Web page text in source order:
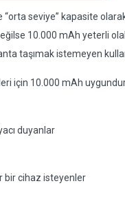
seviye” kapasite
10.000 mAh yeterli
taşımak istemeyen
için 10.000 mAh
duyanlar
bir cihaz isteyenler